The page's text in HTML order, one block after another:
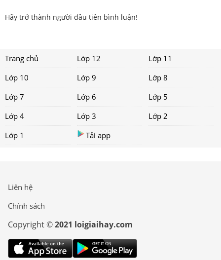
Hãy trở thành người đầu tiên bình luận!
Trang chủ Lớp 12
Lớp 11
Lớp 10
Lớp 9
Lớp 8
Lớp 7
Lớp 6
Lớp 5
Lớp 4
Lớp 3
Lớp 2
Lớp 1
Tải app
Liên hệ
Chính sách
Copyright ©2021 loigiaihay.com